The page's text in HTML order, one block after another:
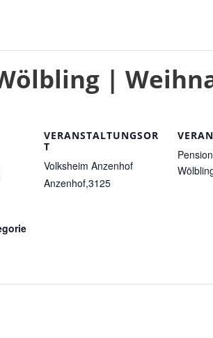
|
VERANSTALTUNGSOR
T
Volksheim Anzenhof
Anzenhof,3125